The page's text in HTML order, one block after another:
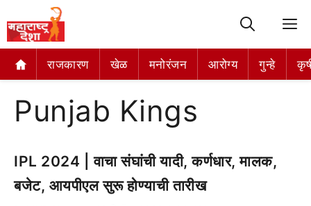
राजकारण खेळ मनोरंजन आरोग्य गुन्हे
Punjab Kings
IPL 2024 | वाचा संघांची यादी, कर्णधार, मालक,
बजेट, आयपीएल सुरू होण्याची तारीख